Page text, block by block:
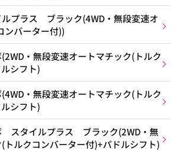
プラス ブラック(4WD・無段変速オ
ンバーター付))
・無段変速オートマチック(トルク
シフト)
・無段変速オートマチック(トルク
シフト)
タイルプラス ブラック(2WD・無
トルクコンバーター付)+パドルシフト)